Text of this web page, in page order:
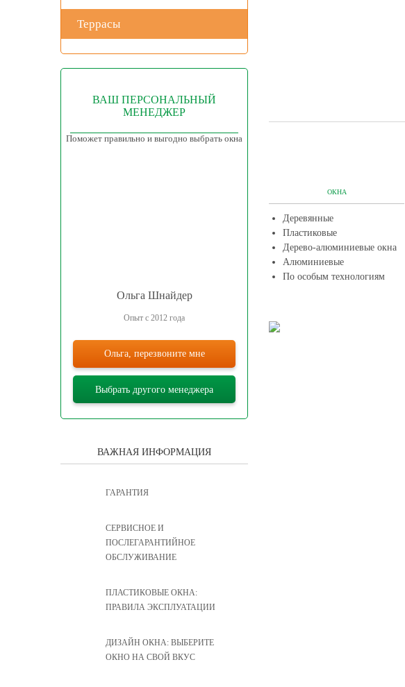
Террасы
ВАШ ПЕРСОНАЛЬНЫЙ
МЕНЕДЖЕР
Поможет правильно и выгодно выбрать окна
Ольга Шнайдер
Опыт с 2012 года
Ольга, перезвоните мне
Выбрать другого менеджера
ВАЖНАЯ ИНФОРМАЦИЯ
ГАРАНТИЯ
CЕРВИСНОЕ И
ПОСЛЕГАРАНТИЙНОЕ
ОБСЛУЖИВАНИЕ
ПЛАСТИКОВЫЕ ОКНА:
ПРАВИЛА ЭКСПЛУАТАЦИИ
ДИЗАЙН ОКНА: ВЫБЕРИТЕ
ОКНО НА СВОЙ ВКУС
ОКНА
Деревянные
Пластиковые
Дерево-алюминиевые окна
Алюминиевые
По особым технологиям